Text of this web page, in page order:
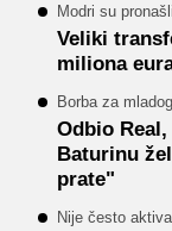
Modri su
Veliki
miliona
Borba za
Odbio
Baturinu
prate"
Nije često